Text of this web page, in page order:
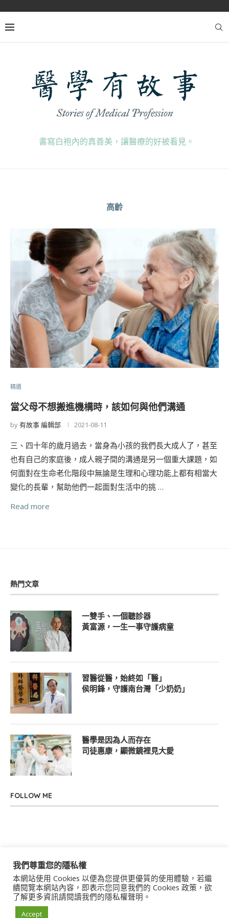
書寫白袍內的真善美，讓醫療的好被看見。
高齡
精選
當父母不想搬進機構時，該如何與他們溝通
by有故事 編輯部 2021-08-11
三、四十年的歲月過去，當身為小孩的我們長大成人了，甚至
也有自己的家庭後，成人親子間的溝通是另一個重大課題，如
何面對在生命老化階段中無論是生理和心理功能上都有相當大
變化的長輩，幫助他們一起面對生活中的挑 …
Read more
熱門文章
一雙手、一個聽診器
黃富源，一生一事守護病童
習醫從醫，始終如「醫」
侯明鋒，守護南台灣「少奶奶」
醫學是因為人而存在
司徒惠康，顯微鏡裡見大愛
FOLLOW ME
關於我們 聯絡我們 服務條款 隱私權政策
著作權聲明 作者群
我們尊重您的隱私權
本網站使用 Cookies 以便為您提供更優質的使用體驗，若繼
續閱覽本網站內容，即表示您同意我們的 Cookies 政策，欲
了解更多資訊請閱讀我們的隱私權聲明。
Accept